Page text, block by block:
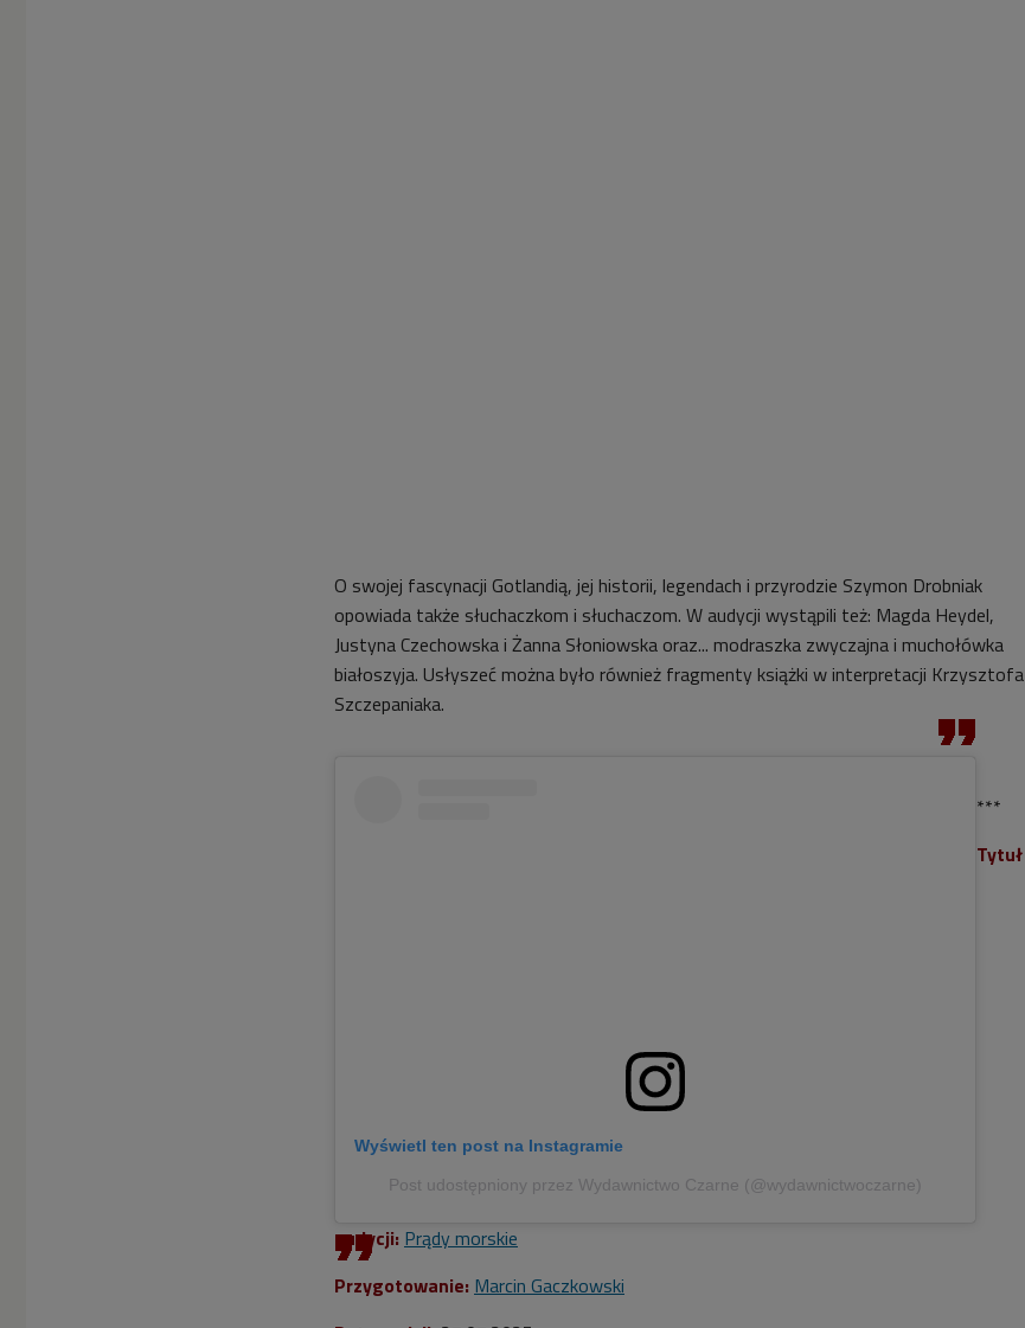
O swojej fascynacji Gotlandią, jej historii, legendach i przyrodzie Szymon Drobniak
opowiada także słuchaczkom i słuchaczom. W audycji wystąpili też: Magda Heydel,
Justyna Czechowska i Żanna Słoniowska oraz... modraszka zwyczajna i muchołówka
białoszyja. Usłyszeć można było również fragmenty książki w interpretacji Krzysztofa
Szczepaniaka.
Wyświetl ten post na Instagramie
Post udostępniony przez Wydawnictwo Czarne (@wydawnictwoczarne)
***
Tytuł
audycji: Prądy morskie
Przygotowanie: Marcin Gaczkowski